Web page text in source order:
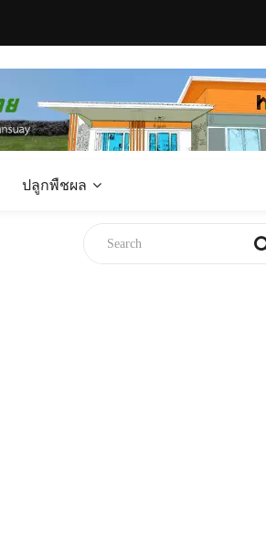
ปลูกพืชผล